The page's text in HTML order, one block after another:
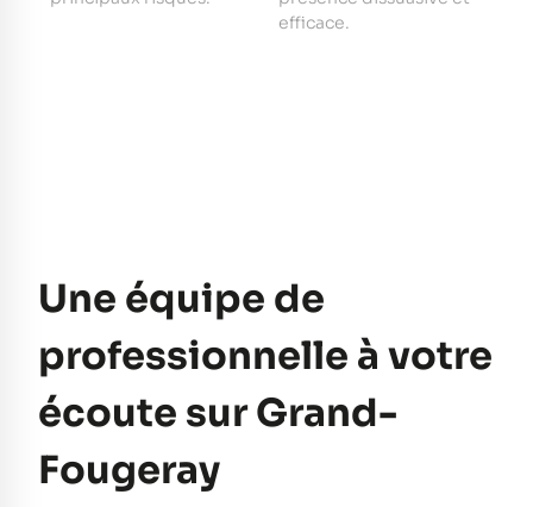
efficace.
Une équipe de
professionnelle à votre
écoute sur Grand-
Fougeray